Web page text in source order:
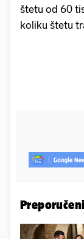
štetu od 60
koliku štetu